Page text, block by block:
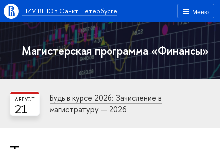
Меню
НИУ ВШЭ в Санкт-Петербурге
Магистерская программа «Финансы»
21
АВГУСТ
Будь в курсе 2026: Зачисление в
магистратуру — 2026